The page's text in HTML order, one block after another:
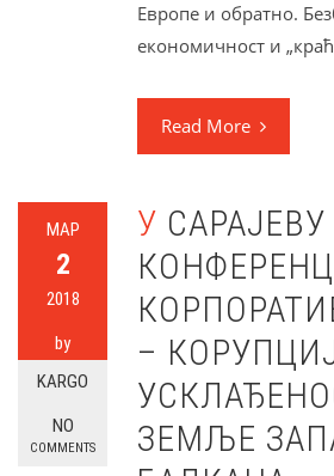
Европе и обратно.
економичност и
Read More
МАР
2
2018
by
KARGO
NO
COMMENTS
У САРАЈЕВУ ОДРЖАНА
–
ЗЕМЉЕ